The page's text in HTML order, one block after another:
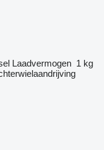
Laadvermogen 1 kg